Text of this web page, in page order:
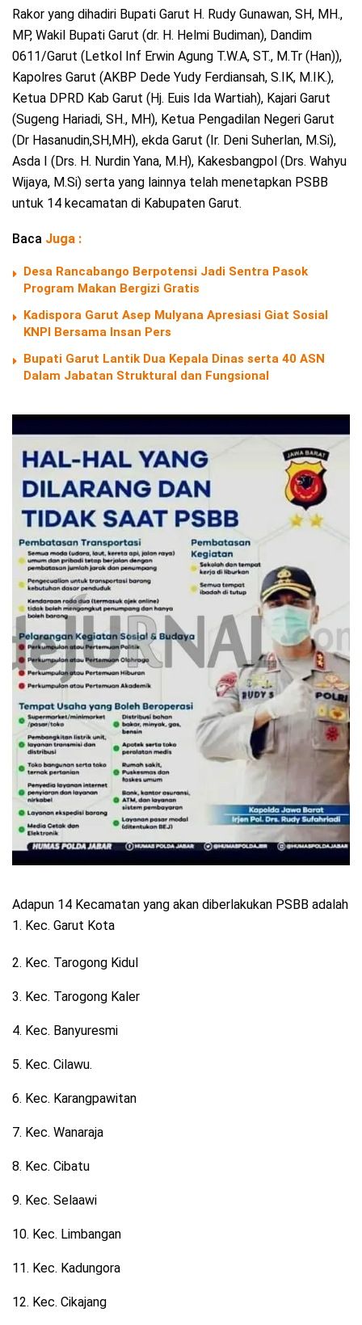
Rakor yang dihadiri Bupati Garut H. Rudy Gunawan, SH, MH.,
MP, Wakil Bupati Garut (dr. H. Helmi Budiman), Dandim
0611/Garut (Letkol Inf Erwin Agung T.W.A, ST., M.Tr (Han)),
Kapolres Garut (AKBP Dede Yudy Ferdiansah, S.IK, M.IK.),
Ketua DPRD Kab Garut (Hj. Euis Ida Wartiah), Kajari Garut
(Sugeng Hariadi, SH., MH), Ketua Pengadilan Negeri Garut
(Dr Hasanudin,SH,MH), ekda Garut (Ir. Deni Suherlan, M.Si),
Asda I (Drs. H. Nurdin Yana, M.H), Kakesbangpol (Drs. Wahyu
Wijaya, M.Si) serta yang lainnya telah menetapkan PSBB
untuk 14 kecamatan di Kabupaten Garut.
Baca Juga :
Desa Rancabango Berpotensi Jadi Sentra Pasok
Program Makan Bergizi Gratis
Kadispora Garut Asep Mulyana Apresiasi Giat Sosial
KNPI Bersama Insan Pers
Bupati Garut Lantik Dua Kepala Dinas serta 40 ASN
Dalam Jabatan Struktural dan Fungsional
Adapun 14 Kecamatan yang akan diberlakukan PSBB adalah
1. Kec. Garut Kota
2. Kec. Tarogong Kidul
3. Kec. Tarogong Kaler
4. Kec. Banyuresmi
5. Kec. Cilawu.
6. Kec. Karangpawitan
7. Kec. Wanaraja
8. Kec. Cibatu
9. Kec. Selaawi
10. Kec. Limbangan
11. Kec. Kadungora
12. Kec. Cikajang